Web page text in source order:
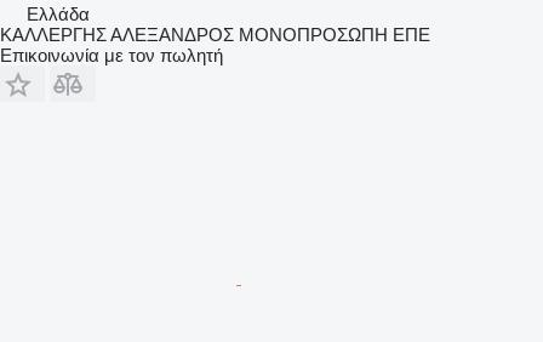
Ελλάδα
ΚΑΛΛΕΡΓΗΣ ΑΛΕΞΑΝΔΡΟΣ ΜΟΝΟΠΡΟΣΩΠΗ ΕΠΕ
Επικοινωνία με τον πωλητή